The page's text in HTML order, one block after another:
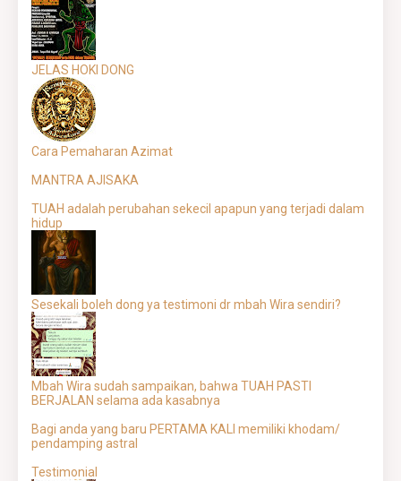
JELAS HOKI DONG
Cara Pemaharan Azimat
MANTRA AJISAKA
TUAH adalah perubahan sekecil apapun yang terjadi dalam
hidup
Sesekali boleh dong ya testimoni dr mbah Wira sendiri?
Mbah Wira sudah sampaikan, bahwa TUAH PASTI
BERJALAN selama ada kasabnya
Bagi anda yang baru PERTAMA KALI memiliki khodam/
pendamping astral
Testimonial